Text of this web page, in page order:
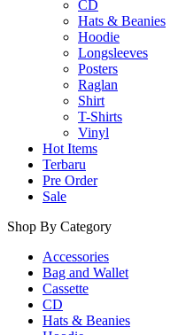
CD
Hats & Beanies
Hoodie
Longsleeves
Posters
Raglan
Shirt
T-Shirts
Vinyl
Hot Items
Terbaru
Pre Order
Sale
Shop By Category
Accessories
Bag and Wallet
Cassette
CD
Hats & Beanies